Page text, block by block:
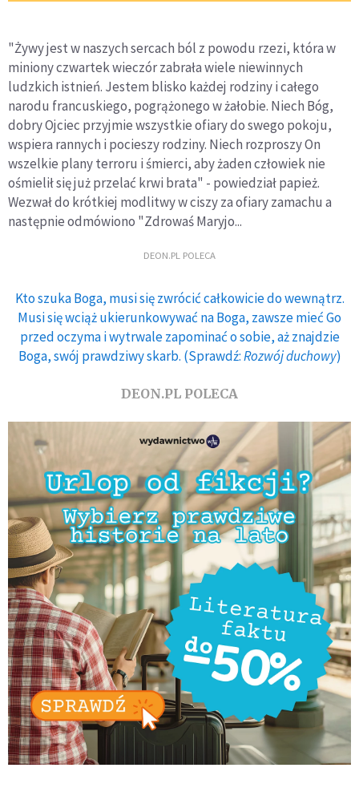
"Żywy jest w naszych sercach ból z powodu rzezi, która w
miniony czwartek wieczór zabrała wiele niewinnych
ludzkich istnień. Jestem blisko każdej rodziny i całego
narodu francuskiego, pogrążonego w żałobie. Niech Bóg,
dobry Ojciec przyjmie wszystkie ofiary do swego pokoju,
wspiera rannych i pocieszy rodziny. Niech rozproszy On
wszelkie plany terroru i śmierci, aby żaden człowiek nie
ośmielił się już przelać krwi brata" - powiedział papież.
Wezwał do krótkiej modlitwy w ciszy za ofiary zamachu a
następnie odmówiono "Zdrowaś Maryjo...
DEON.PL POLECA
Kto szuka Boga, musi się zwrócić całkowicie do wewnątrz.
Musi się wciąż ukierunkowywać na Boga, zawsze mieć Go
przed oczyma i wytrwale zapominać o sobie, aż znajdzie
Boga, swój prawdziwy skarb. (Sprawdź:Rozwój duchowy)
DEON.PL POLECA